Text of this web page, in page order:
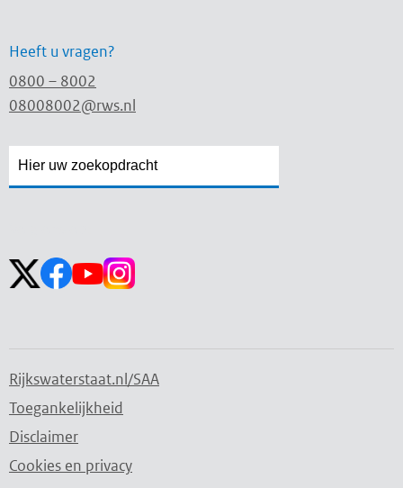
Heeft u vragen?
0800 – 8002
08008002@rws.nl
Rijkswaterstaat.nl/SAA
Toegankelijkheid
Disclaimer
Cookies en privacy